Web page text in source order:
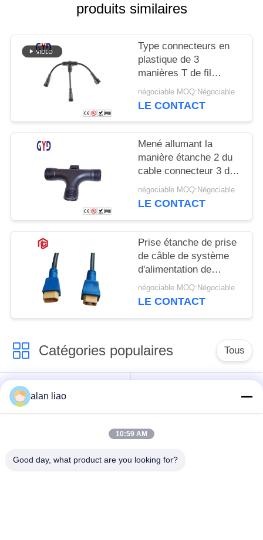
produits similaires
Type connecteurs en
plastique de 3
manières T de fil
électrique de cable
connecteur étanche de
négociable MOQ:Négociable
LE CONTACT
Mené allumant la
manière étanche 2 du
cable connecteur 3 de
vis 3 type de 4 bornes
T
négociable MOQ:Négociable
LE CONTACT
Prise étanche de prise
de câble de système
d'alimentation de
remplissage de
connecteur d'IP68
négociable MOQ:Négociable
LE CONTACT
Catégories populaires Tous
Connecteur circulaire
imperméable
basse tension
imperméable de
Support de la lampe
alan liao
10:59 AM
Good day, what product are you looking for?